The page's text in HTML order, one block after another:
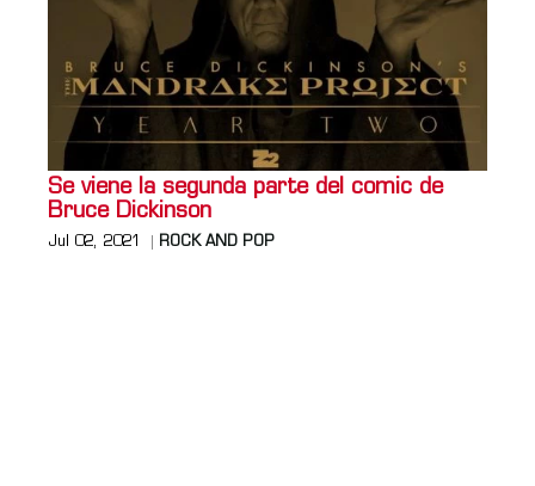
Se viene la segunda parte del comic de
Bruce Dickinson
Jul 02, 2021 ROCK AND POP